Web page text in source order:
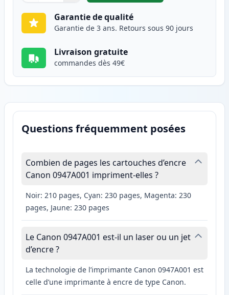
Garantie de qualité
Garantie de 3 ans. Retours sous 90 jours
Livraison gratuite
commandes dès 49€
Questions fréquemment posées
Combien de pages les cartouches d’encre
Canon 0947A001 impriment-elles ?
Noir: 210 pages, Cyan: 230 pages, Magenta: 230
pages, Jaune: 230 pages
Le Canon 0947A001 est-il un laser ou un jet
d’encre ?
La technologie de l’imprimante Canon 0947A001 est
celle d’une imprimante à encre de type Canon.